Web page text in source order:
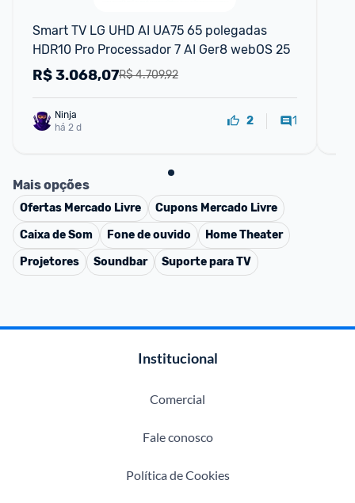
Smart TV LG UHD AI UA75 65 polegadas
HDR10 Pro Processador 7 AI Ger8 webOS 25
R$ 4.709,92
R$3.068,07
há 2 d
2 1
Mais opções
Ofertas Mercado Livre Cupons Mercado Livre
Caixa de Som
Fone de ouvido
Home Theater
Projetores
Soundbar Suporte para TV
Institucional
Comercial
Fale conosco
Política de Cookies